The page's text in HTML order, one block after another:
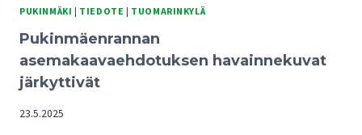
TUOMARINKYLÄN
TULEVAISUUDELLE
PUKINMÄKI | TIEDOTE | TUOMARINKYLÄ
Pukinmäenrannan
asemakaavaehdotuksen havainnekuvat
järkyttivät
23.5.2025